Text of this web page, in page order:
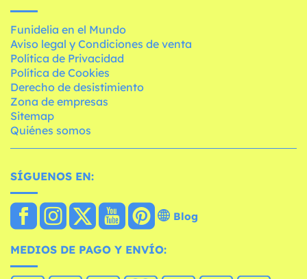
Funidelia en el Mundo
Aviso legal y Condiciones de venta
Política de Privacidad
Política de Cookies
Derecho de desistimiento
Zona de empresas
Sitemap
Quiénes somos
SÍGUENOS EN:
Blog
MEDIOS DE PAGO Y ENVÍO: